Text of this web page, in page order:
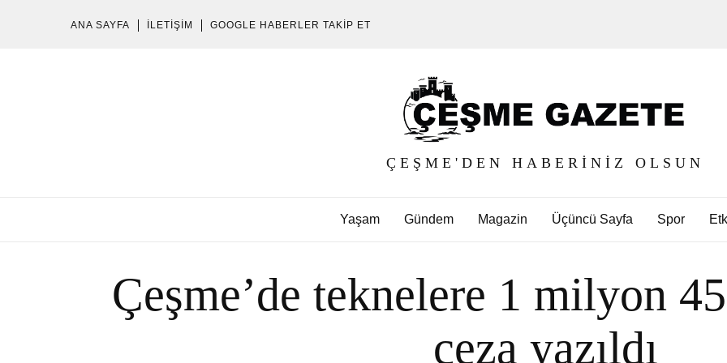
ANA SAYFA İLETIŞIM GOOGLE HABERLER TAKIP ET
ÇEŞME'DEN HABERINIZ OLSUN
Yaşam Gündem Magazin Üçüncü Sayfa Spor
Çeşme’de teknelere 1 milyon
ceza yazıldı